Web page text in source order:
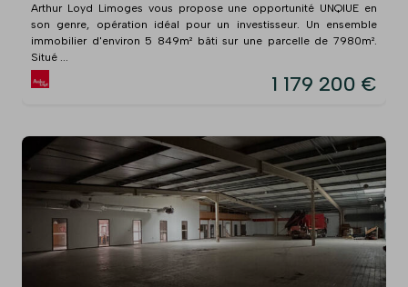
Arthur Loyd Limoges vous propose une opportunité UNQIUE en
son genre, opération idéal pour un investisseur. Un ensemble
immobilier d'environ 5 849m² bâti sur une parcelle de 7980m².
Situé ...
1 179 200 €